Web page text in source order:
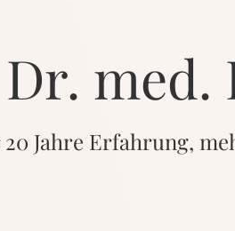
Dr. med.
20 Jahre Erfahrung,